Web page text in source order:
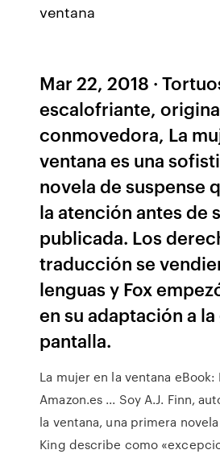
ventana
Mar 22, 2018 ·
escalofriante,
conmovedora, La
ventana es una
novela de suspense
la atención antes de
publicada. Los
traducción se
lenguas y Fox
en su adaptación a
pantalla.
La mujer en la ventana eBook:
Amazon.es ... Soy A.J. Finn,
la ventana, una primera
King describe como